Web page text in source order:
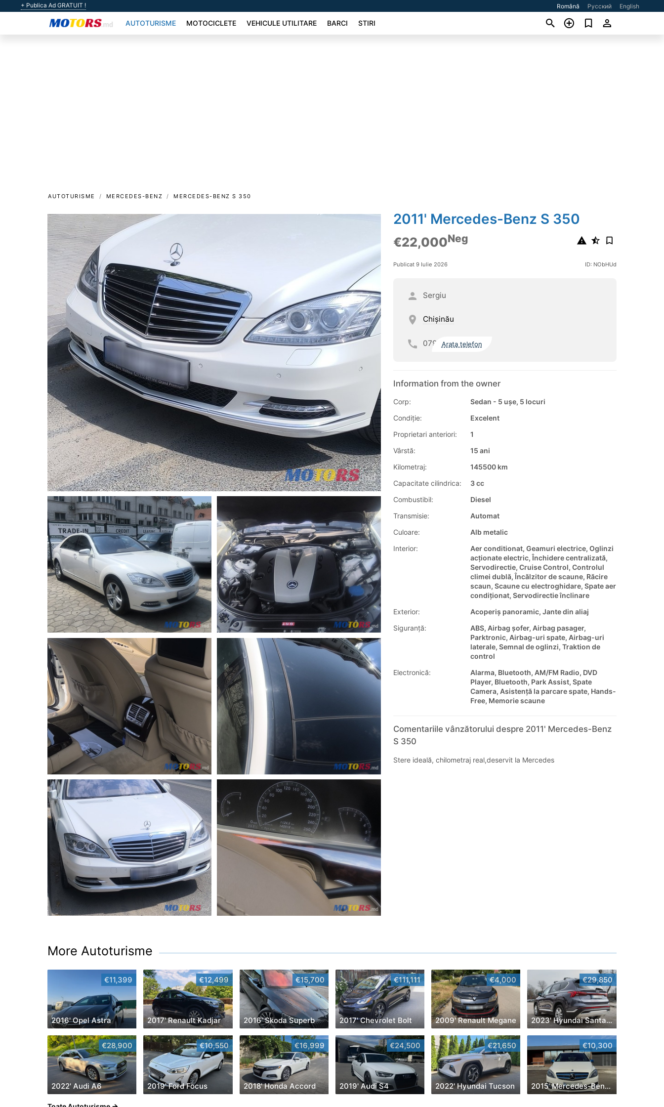
+ Publica Ad GRATUIT ! Română Русский English
AUTOTURISME MOTOCICLETE VEHICULE UTILITARE BARCI STIRI
AUTOTURISME MERCEDES-BENZ MERCEDES-BENZ S 350
2011' Mercedes-Benz S 350
€22,000Neg
Publicat 9 Iulie 2026 ID: NObHUd
Sergiu
Chişinău
079 Arata telefon
Information from the owner
Corp:
Sedan - 5 ușe, 5 locuri
Condiție:
Excelent
Proprietari anteriori:
1
Vârstă:
15 ani
Kilometraj:
145500 km
Capacitate cilindrica:
3 cc
Combustibil:
Diesel
Transmisie:
Automat
Culoare:
Alb metalic
Interior:
Aer conditionat, Geamuri electrice, Oglinzi
acționate electric, Închidere centralizată,
Servodirectie, Cruise Control, Controlul
climei dublă, Încălzitor de scaune, Răcire
scaun, Scaune cu electroghidare, Spate aer
condiționat, Servodirectie înclinare
Exterior:
Acoperiș panoramic, Jante din aliaj
Siguranţă:
ABS, Airbag șofer, Airbag pasager,
Parktronic, Airbag-uri spate, Airbag-uri
laterale, Semnal de oglinzi, Traktion de
control
Electronică:
Alarma, Bluetooth, AM/FM Radio, DVD
Player, Bluetooth, Park Assist, Spate
Camera, Asistență la parcare spate, Hands-
Free, Memorie scaune
Comentariile vânzătorului despre 2011' Mercedes-Benz
S 350
Stere ideală, chilometraj real,deservit la Mercedes
More Autoturisme
€11,399
2016' Opel Astra
€12,499
2017' Renault Kadjar
€15,700
2016' Skoda Superb
€111,111
2017' Chevrolet Bolt
€4,000
2009' Renault Megane
€29,850
2023' Hyundai Santa Fe
€28,900
2022' Audi A6
€10,550
2019' Ford Focus
€16,999
2018' Honda Accord
€24,500
2019' Audi S4
€21,650
2022' Hyundai Tucson
€10,300
2015' Mercedes-Benz B-Class